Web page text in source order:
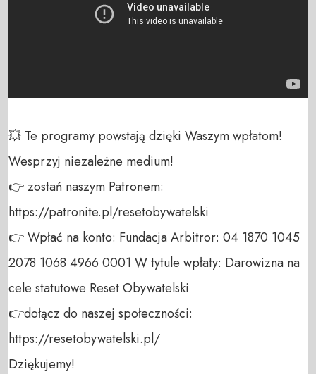
💥 Te programy powstają dzięki Waszym wpłatom!
Wesprzyj niezależne medium!
👉 zostań naszym Patronem:
https://patronite.pl/resetobywatelski
👉 Wpłać na konto: Fundacja Arbitror: 04 1870 1045
2078 1068 4966 0001 W tytule wpłaty: Darowizna na
cele statutowe Reset Obywatelski
👉dołącz do naszej społeczności:
https://resetobywatelski.pl/
Dziękujemy!